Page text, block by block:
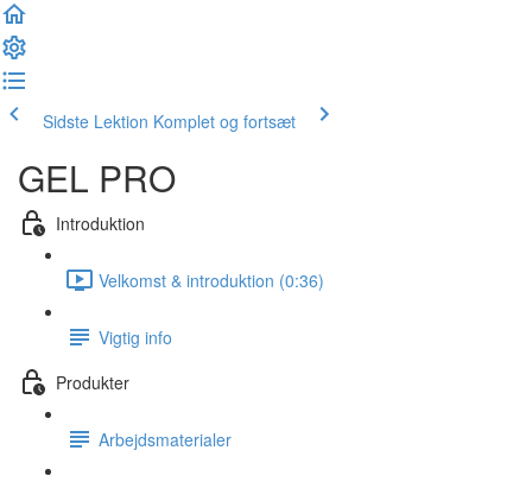
Sidste Lektion Komplet og fortsæt
GEL PRO
Introduktion
Velkomst & introduktion (0:36)
Vigtig info
Produkter
Arbejdsmaterialer